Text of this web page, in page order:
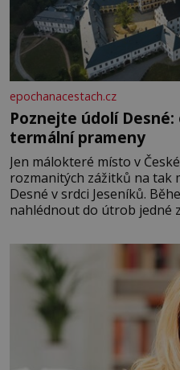
epochanacestach.cz
Poznejte údolí
termální prameny
Jen málokteré místo v
rozmanitých zážitků na tak
Desné v srdci Jeseníků.
nahlédnout do útrob jedné
se na koloběžce a den
Velkých Losinách nebo v